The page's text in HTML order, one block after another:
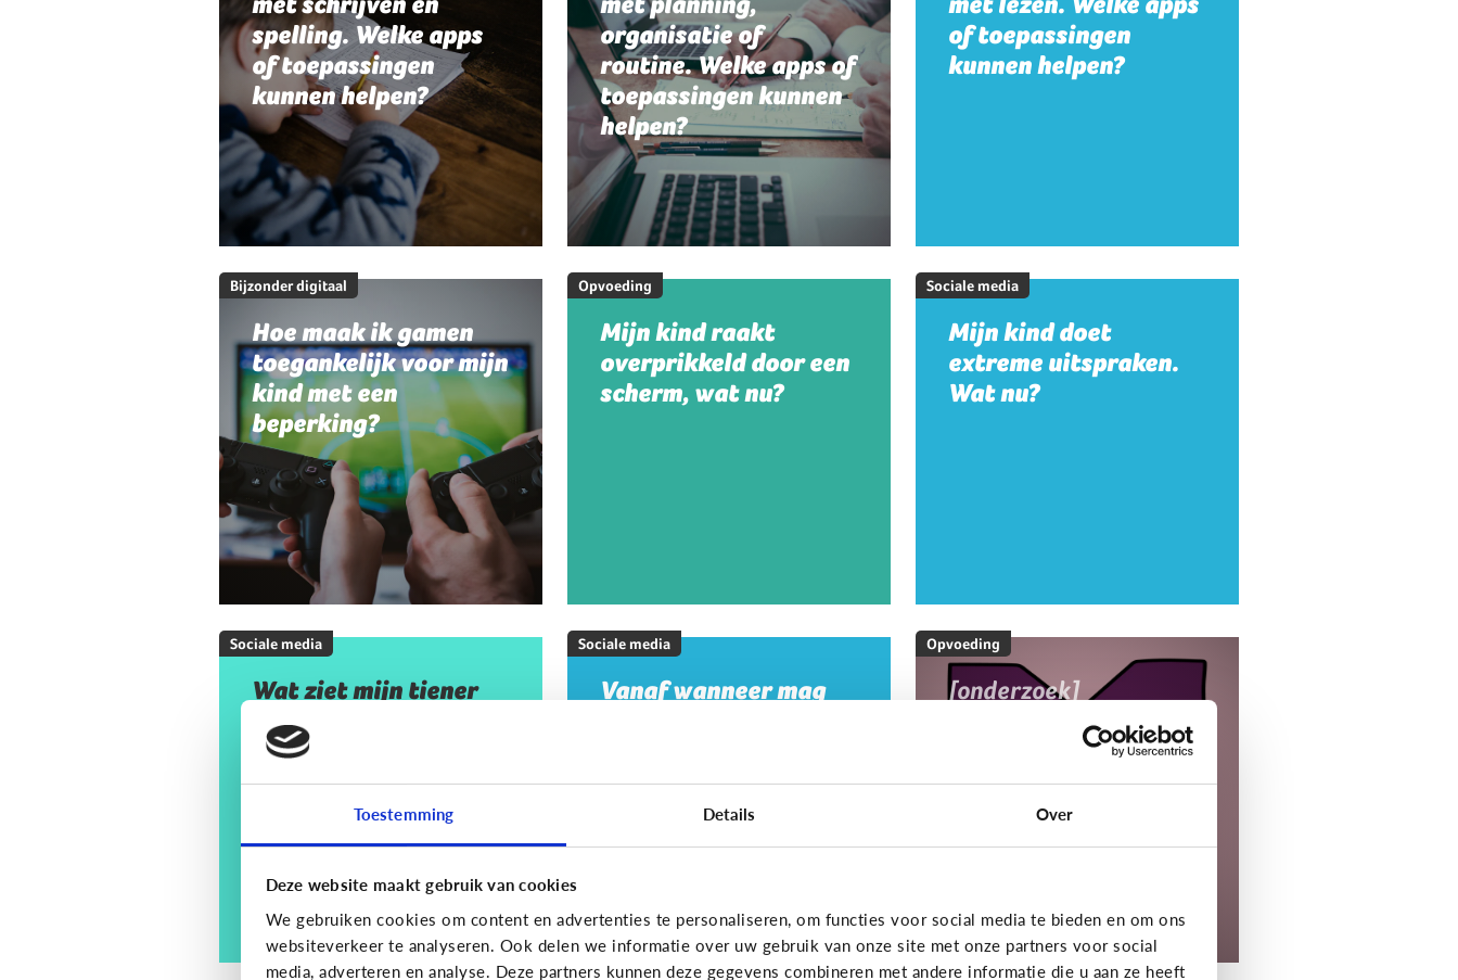
Toestemming Details Over
Deze website maakt gebruik van cookies
We gebruiken cookies om content en advertenties te personaliseren, om functies voor social media te bieden en om ons
websiteverkeer te analyseren. Ook delen we informatie over uw gebruik van onze site met onze partners voor social
media, adverteren en analyse. Deze partners kunnen deze gegevens combineren met andere informatie die u aan ze heeft
spelling. Welke apps
of toepassingen
kunnen helpen?
organisatie of
routine. Welke apps of
toepassingen kunnen
helpen?
of toepassingen
kunnen helpen?
Bijzonder digitaal
Hoe maak ik gamen
toegankelijk voor mijn
kind met een
beperking?
Opvoeding
Mijn kind raakt
overprikkeld door een
scherm, wat nu?
Sociale media
Mijn kind doet
extreme uitspraken.
Wat nu?
Sociale media
Wat ziet mijn tiener
op sociale media? En
moet ik mij daar
zorgen om maken?
Sociale media
Vanaf wanneer mag
Opvoeding
[onderzoek]
MediaNest Cijfers
2025 - Kom alles te
weten over het
mediagebruik en de
mediaopvoeding in
Ontdek het onderzoek!